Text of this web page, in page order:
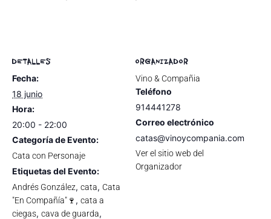
DETALLES
Fecha:
18 junio
Hora:
20:00 - 22:00
Categoría de Evento:
Cata con Personaje
Etiquetas del Evento:
Andrés González, cata, Cata
"En Compañía"🍷 , cata a
ciegas, cava de guarda,
ORGANIZADOR
Vino & Compañia
Teléfono
914441278
Correo electrónico
catas@vinoycompania.com
Ver el sitio web del
Organizador